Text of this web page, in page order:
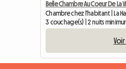
Belle Chambre Au Coeur De La
Chambre chez l'habitant | La
3 couchage(s) | 2 nuits